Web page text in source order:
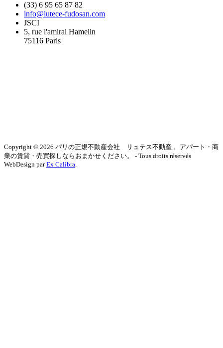
(33) 6 95 65 87 82
info@lutece-fudosan.com
JSCI
5, rue l'amiral Hamelin
75116 Paris
Copyright © 2026 パリの正規不動産会社 リュテス不動産 。アパート・商
業の賃貸・売買探しならおまかせください。 - Tous droits réservés
WebDesign parEx Calibra.